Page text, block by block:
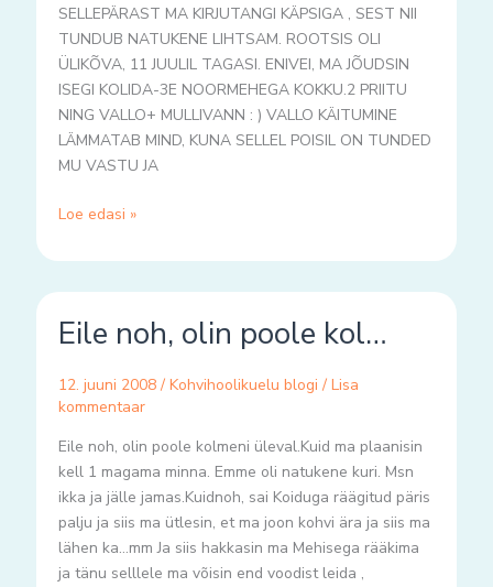
SELLEPÄRAST MA KIRJUTANGI KÄPSIGA , SEST NII
TUNDUB NATUKENE LIHTSAM. ROOTSIS OLI
ÜLIKÕVA, 11 JUULIL TAGASI. ENIVEI, MA JÕUDSIN
ISEGI KOLIDA-3E NOORMEHEGA KOKKU.2 PRIITU
NING VALLO+ MULLIVANN : ) VALLO KÄITUMINE
LÄMMATAB MIND, KUNA SELLEL POISIL ON TUNDED
MU VASTU JA
Loe edasi »
Eile noh, olin poole kol…
12. juuni 2008 / Kohvihoolikuelu blogi / Lisa
kommentaar
Eile noh, olin poole kolmeni üleval.Kuid ma plaanisin
kell 1 magama minna. Emme oli natukene kuri. Msn
ikka ja jälle jamas.Kuidnoh, sai Koiduga räägitud päris
palju ja siis ma ütlesin, et ma joon kohvi ära ja siis ma
lähen ka…mm Ja siis hakkasin ma Mehisega rääkima
ja tänu selllele ma võisin end voodist leida ,
noh,
poole
kol…